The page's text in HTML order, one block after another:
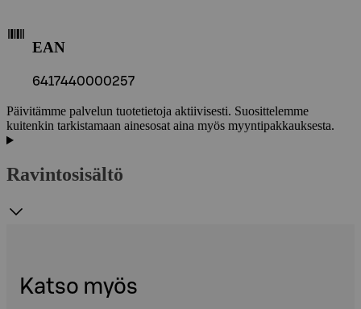
EAN
6417440000257
Päivitämme palvelun tuotetietoja aktiivisesti. Suosittelemme
kuitenkin tarkistamaan ainesosat aina myös myyntipakkauksesta.
Ravintosisältö
Katso myös